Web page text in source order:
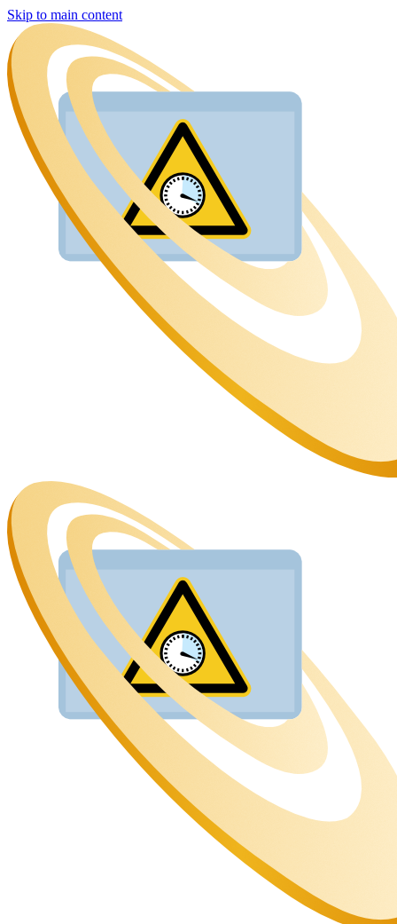
Skip to main content